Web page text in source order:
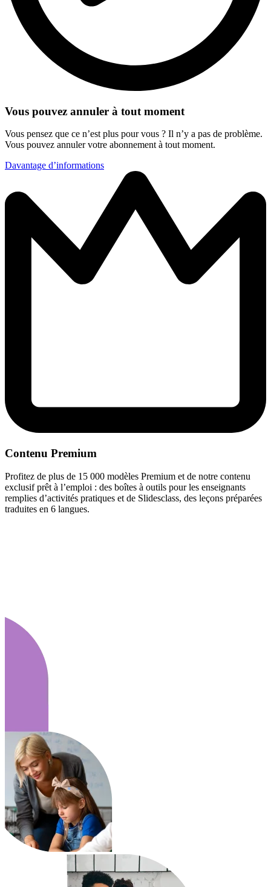
Vous pouvez annuler à tout moment
Vous pensez que ce n’est plus pour vous ? Il n’y a pas de problème.
Vous pouvez annuler votre abonnement à tout moment.
Davantage d’informations
Contenu Premium
Profitez de plus de 15 000 modèles Premium et de notre contenu
exclusif prêt à l’emploi : des boîtes à outils pour les enseignants
remplies d’activités pratiques et de Slidesclass, des leçons préparées
traduites en 6 langues.